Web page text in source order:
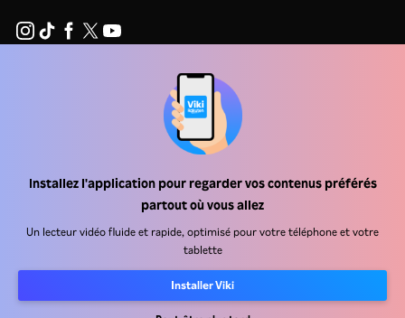
Installez l'application pour regarder vos contenus préférés
partout où vous allez
Un lecteur vidéo fluide et rapide, optimisé pour votre téléphone et votre
tablette
Installer Viki
Annonceurs
Conditions d'utilisation